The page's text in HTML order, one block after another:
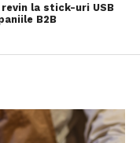
la stick-uri USB
B2B